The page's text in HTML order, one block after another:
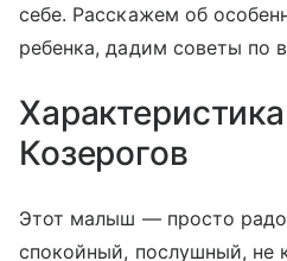
себе. Расскажем об
ребенка, дадим советы по
Козерогов
Этот малыш — просто
спокойный, послушный, не